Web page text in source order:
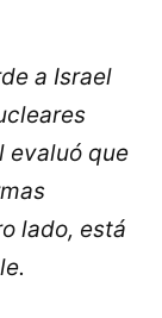
a Israel
evaluó que
lado, está